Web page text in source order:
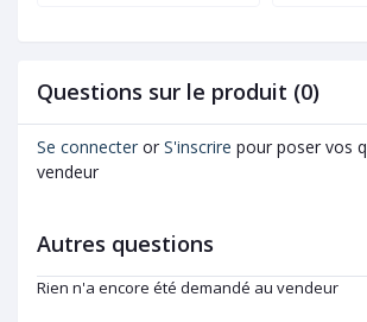
Questions sur le produit (0)
Se connecter or S'inscrire pour poser vos
vendeur
Autres questions
Rien n'a encore été demandé au vendeur